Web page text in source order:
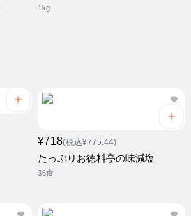
1kg
¥718(税込¥775.44)
たっぷりお徳料亭の味減塩
36食